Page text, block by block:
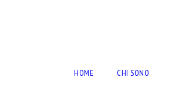
HOME CHI SONO